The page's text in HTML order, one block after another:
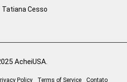
Tatiana Cesso
AcheiUSA.
Policy Terms of Service Contato